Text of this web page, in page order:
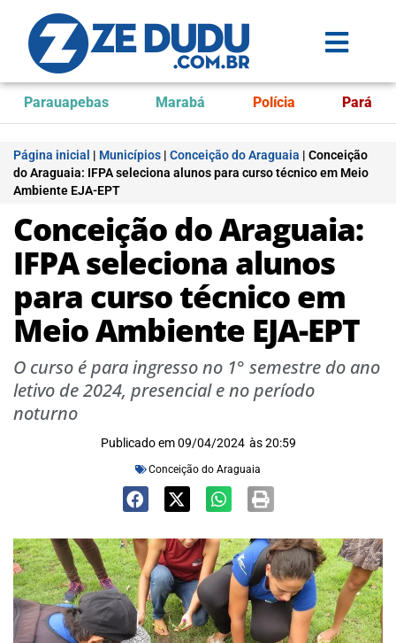
Parauapebas Marabá Polícia Pará
Página inicial | Municípios | Conceição do Araguaia | Conceição
do Araguaia: IFPA seleciona alunos para curso técnico em Meio
Ambiente EJA-EPT
Conceição do Araguaia:
IFPA seleciona alunos
para curso técnico em
Meio Ambiente EJA-EPT
O curso é para ingresso no 1° semestre do ano
letivo de 2024, presencial e no período
noturno
Publicado em 09/04/2024 às 20:59
Conceição do Araguaia